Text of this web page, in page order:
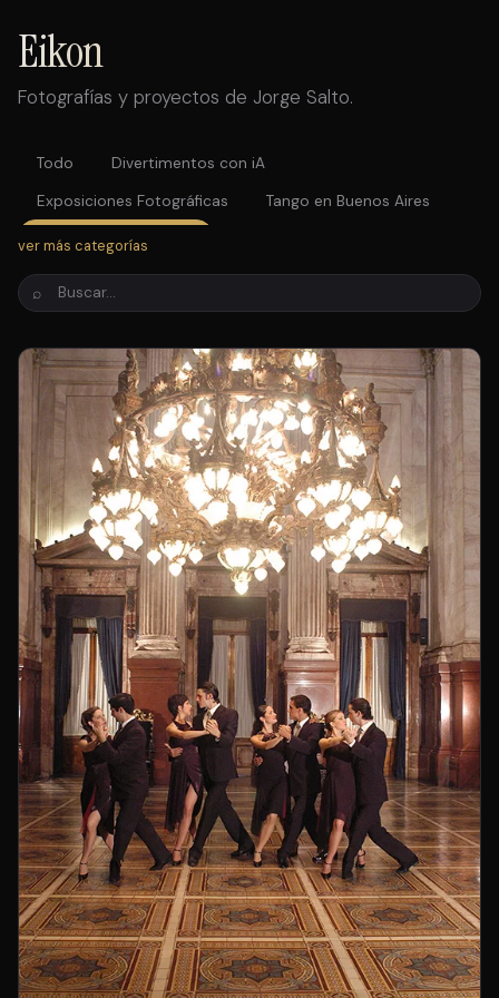
Eikon
Fotografías y proyectos de Jorge Salto.
Todo
Divertimentos con iA
Exposiciones Fotográficas
Tango en Buenos Aires
Tango en el Congreso
Paleta de pintores
Julio Bocca Fotos antiguas
ver más categorías